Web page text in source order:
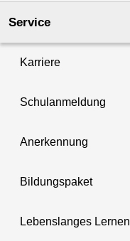
Service
Karriere
Schulanmeldung
Anerkennung
Bildungspaket
Lebenslanges Lernen